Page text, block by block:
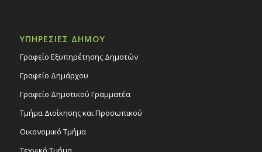
ΥΠΗΡΕΣΙΕΣ ΔΗΜΟΥ
Γραφείο Εξυπηρέτησης Δημοτών
Γραφείο Δημάρχου
Γραφείο Δημοτικού Γραμματέα
Τμήμα Διοίκησης και Προσωπικού
Οικονομικό Τμήμα